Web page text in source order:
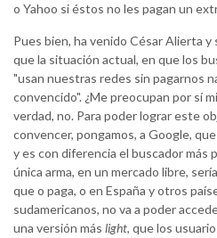
o Yahoo si éstos no les pagan un
Pues bien, ha venido César Alierta
que la situación actual, en que los
"usan nuestras redes sin pagarnos
convencido". ¿Me preocupan por sí
verdad, no. Para poder lograr este
convencer, pongamos, a Google,
y es con diferencia el buscador más
única arma, en un mercado libre,
que o paga, o en España y otros
sudamericanos, no va a poder
una versión más light, que los